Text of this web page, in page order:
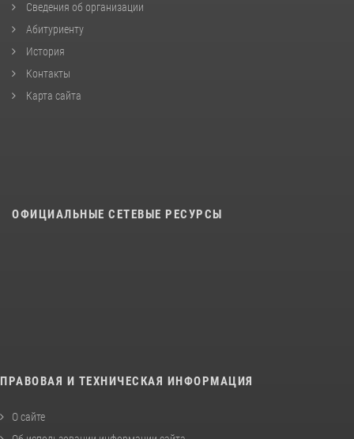
Сведения об организации
Абитуриенту
История
Контакты
Карта сайта
ОФИЦИАЛЬНЫЕ СЕТЕВЫЕ РЕСУРСЫ
ПРАВОВАЯ И ТЕХНИЧЕСКАЯ ИНФОРМАЦИЯ
О сайте